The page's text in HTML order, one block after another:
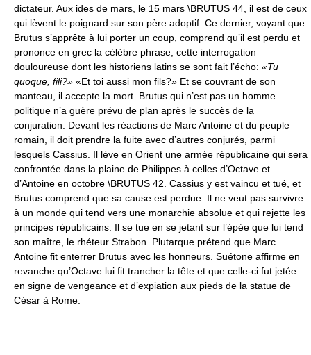
dictateur. Aux ides de mars, le 15 mars \BRUTUS 44, il est de ceux
qui lèvent le poignard sur son père adoptif. Ce dernier, voyant que
Brutus s’apprête à lui porter un coup, comprend qu’il est perdu et
prononce en grec la célèbre phrase, cette interrogation
douloureuse dont les historiens latins se sont fait l’écho: «Tu
quoque, fili?» «Et toi aussi mon fils?» Et se couvrant de son
manteau, il accepte la mort. Brutus qui n’est pas un homme
politique n’a guère prévu de plan après le succès de la
conjuration. Devant les réactions de Marc Antoine et du peuple
romain, il doit prendre la fuite avec d’autres conjurés, parmi
lesquels Cassius. Il lève en Orient une armée républicaine qui sera
confrontée dans la plaine de Philippes à celles d’Octave et
d’Antoine en octobre \BRUTUS 42. Cassius y est vaincu et tué, et
Brutus comprend que sa cause est perdue. Il ne veut pas survivre
à un monde qui tend vers une monarchie absolue et qui rejette les
principes républicains. Il se tue en se jetant sur l’épée que lui tend
son maître, le rhéteur Strabon. Plutarque prétend que Marc
Antoine fit enterrer Brutus avec les honneurs. Suétone affirme en
revanche qu’Octave lui fit trancher la tête et que celle-ci fut jetée
en signe de vengeance et d’expiation aux pieds de la statue de
César à Rome.